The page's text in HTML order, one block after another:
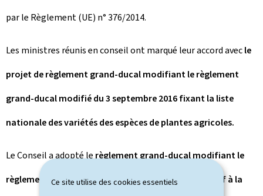
Ce site utilise des cookies essentiels
par le Règlement (UE) n° 376/2014.
Les ministres réunis en conseil ont marqué leur accord avecle
projet de règlement grand-ducal modifiant le règlement
grand-ducal modifié du 3 septembre 2016 fixant la liste
nationale des variétés des espèces de plantes agricoles.
Le Conseil a adopté le règlement grand-ducal modifiant le
règlement grand-ducal modifié du 30 mai 2018 relatif à la